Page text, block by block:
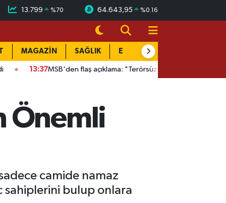
13.799 %70 64.643,95 %0.16
MAGAZİN SAĞLIK EĞİTİM
MSB'den flaş açıklama: "Terörsüz Türkiye" stratejisi netleşti
Önemli
camide namaz
sahiplerini bulup onlara